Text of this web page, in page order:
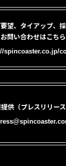
望、タイアップ、
お問い合わせはこちら
spincoaster.co.jp/
供（プレスリリー